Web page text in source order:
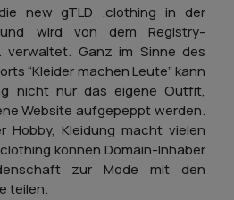
new gTLD .clothing in der
und wird von dem Registry-
verwaltet. Ganz im Sinne des
“Kleider machen Leute” kann
nicht nur das eigene Outfit,
Website aufgepeppt werden.
Hobby, Kleidung macht vielen
können Domain-Inhaber
zur Mode mit den
teilen.